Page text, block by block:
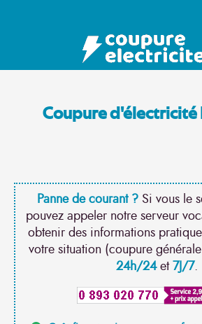
Coupure d'électricité
Panne de courant ?Si vous le
pouvez appeler notre serveur
obtenir des informations
votre situation (coupure
24h/24et7J/7.